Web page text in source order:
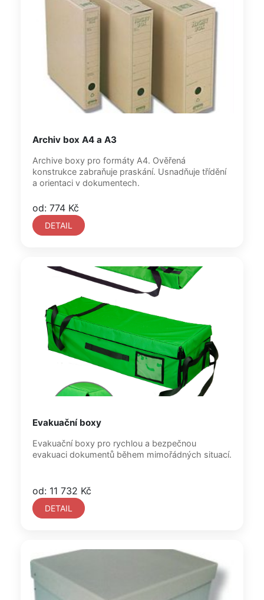
Archiv box A4 a A3
Archive boxy pro formáty A4. Ověřená
konstrukce zabraňuje praskání. Usnadňuje třídění
a orientaci v dokumentech.
od: 774 Kč
DETAIL
Evakuační boxy
Evakuační boxy pro rychlou a bezpečnou
evakuaci dokumentů během mimořádných situací.
od: 11 732 Kč
DETAIL